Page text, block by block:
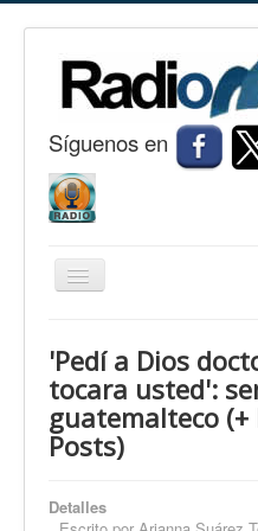
Síguenos en
Cambiar
Nuevitas
Noticias
Conozca Nuevitas
'Pedí a Dios
tocara usted':
guatemalteco (+
Posts)
Detalles